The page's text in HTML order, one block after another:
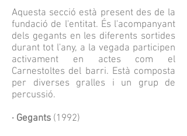
Aquesta secció està present des de la
fundació de l'entitat. És l'acompanyant
dels gegants en les diferents sortides
durant tot l'any, a la vegada participen
activament en actes com el
Carnestoltes del barri. Està composta
per diverses gralles i un grup de
percussió.
· Gegants (1992)